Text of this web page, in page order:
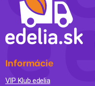
Informácie
VIP Klub edelia